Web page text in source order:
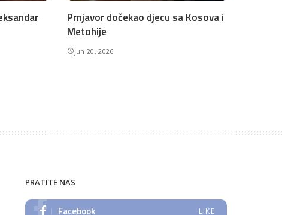
Prnjavor dočekao djecu sa Kosova i
Metohije
jun 20, 2026
PRATITE NAS
Facebook LIKE